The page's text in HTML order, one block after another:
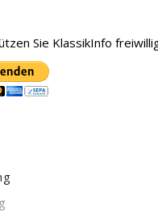
Sie KlassikInfo